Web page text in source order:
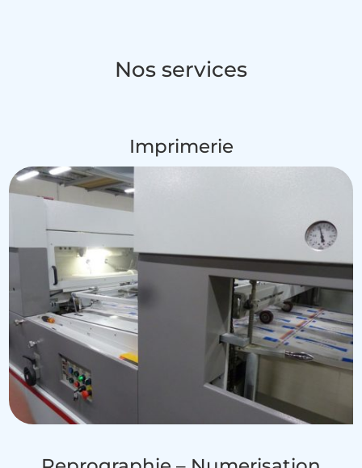
Nos services
Imprimerie